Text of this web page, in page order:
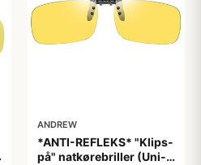
ANDREW
*ANTI-REFLEKS* "Klips-
på" natkørebriller (Uni-